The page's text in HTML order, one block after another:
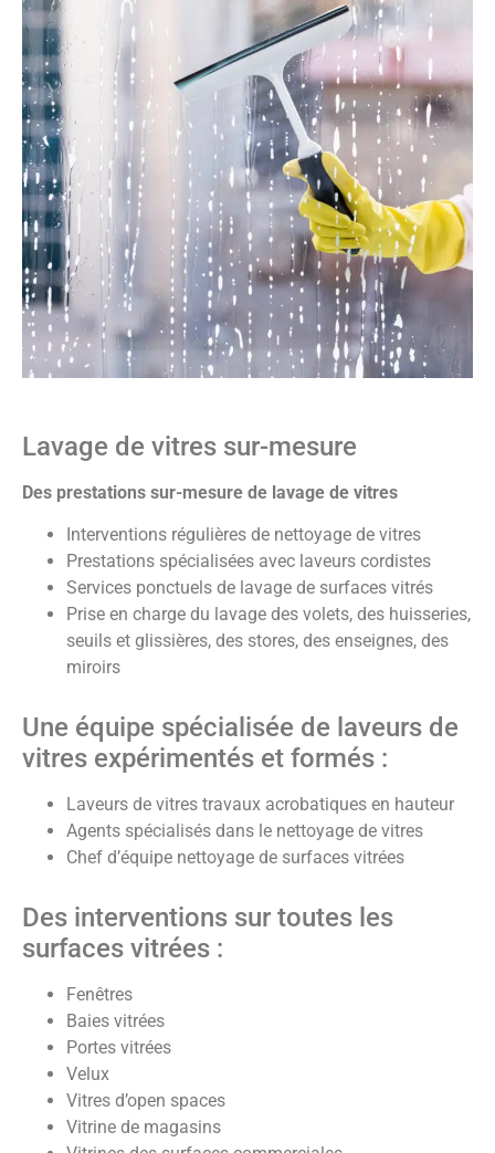
Lavage de vitres sur-mesure
Des prestations sur-mesure de lavage de vitres
Interventions régulières de nettoyage de vitres
Prestations spécialisées avec laveurs cordistes
Services ponctuels de lavage de surfaces vitrés
Prise en charge du lavage des volets, des huisseries,
seuils et glissières, des stores, des enseignes, des
miroirs
Une équipe spécialisée de laveurs de
vitres expérimentés et formés :
Laveurs de vitres travaux acrobatiques en hauteur
Agents spécialisés dans le nettoyage de vitres
Chef d’équipe nettoyage de surfaces vitrées
Des interventions sur toutes les
surfaces vitrées :
Fenêtres
Baies vitrées
Portes vitrées
Velux
Vitres d’open spaces
Vitrine de magasins